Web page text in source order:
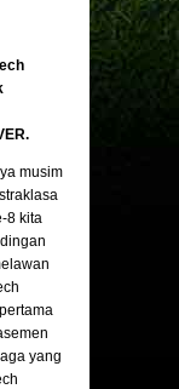
musim
8 kita
yang